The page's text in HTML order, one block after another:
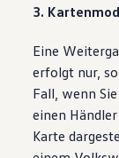
3.
Eine
erfolgt nur,
Fall, wenn
einen
Karte